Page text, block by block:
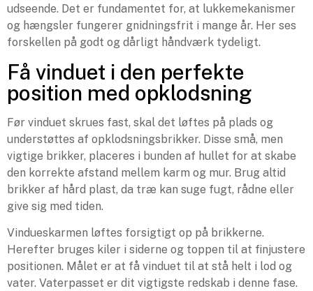
udseende. Det er fundamentet for, at lukkemekanismer
og hængsler fungerer gnidningsfrit i mange år. Her ses
forskellen på godt og dårligt håndværk tydeligt.
Få vinduet i den perfekte
position med opklodsning
Før vinduet skrues fast, skal det løftes på plads og
understøttes af opklodsningsbrikker. Disse små, men
vigtige brikker, placeres i bunden af hullet for at skabe
den korrekte afstand mellem karm og mur. Brug altid
brikker af hård plast, da træ kan suge fugt, rådne eller
give sig med tiden.
Vindueskarmen løftes forsigtigt op på brikkerne.
Herefter bruges kiler i siderne og toppen til at finjustere
positionen. Målet er at få vinduet til at stå helt i lod og
vater. Vaterpasset er dit vigtigste redskab i denne fase.